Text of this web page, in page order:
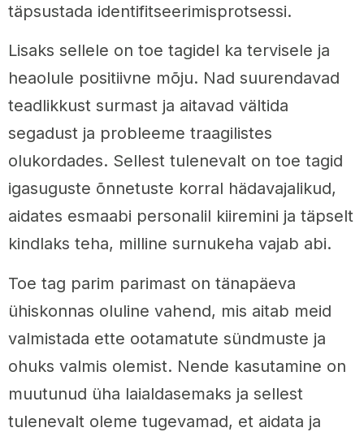
täpsustada identifitseerimisprotsessi.
Lisaks sellele on toe tagidel ka tervisele ja
heaolule positiivne mõju. Nad suurendavad
teadlikkust surmast ja aitavad vältida
segadust ja probleeme traagilistes
olukordades. Sellest tulenevalt on toe tagid
igasuguste õnnetuste korral hädavajalikud,
aidates esmaabi personalil kiiremini ja täpselt
kindlaks teha, milline surnukeha vajab abi.
Toe tag parim parimast on tänapäeva
ühiskonnas oluline vahend, mis aitab meid
valmistada ette ootamatute sündmuste ja
ohuks valmis olemist. Nende kasutamine on
muutunud üha laialdasemaks ja sellest
tulenevalt oleme tugevamad, et aidata ja